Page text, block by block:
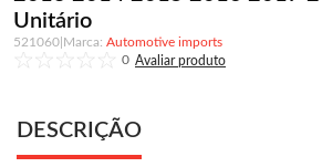
Unitário
521060
Automotive imports
0
DESCRIÇÃO